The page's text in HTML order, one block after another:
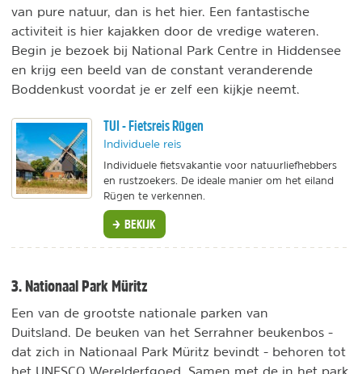
van pure natuur, dan is het hier. Een fantastische
activiteit is hier kajakken door de vredige wateren.
Begin je bezoek bij National Park Centre in Hiddensee
en krijg een beeld van de constant veranderende
Boddenkust voordat je er zelf een kijkje neemt.
TUI - Fietsreis Rügen
Individuele reis
Individuele fietsvakantie voor natuurliefhebbers
en rustzoekers. De ideale manier om het eiland
Rügen te verkennen.
BEKIJK
3. Nationaal Park Müritz
Een van de grootste nationale parken van
Duitsland. De beuken van het Serrahner beukenbos -
dat zich in Nationaal Park Müritz bevindt - behoren tot
het UNESCO Werelderfgoed. Samen met de in het park